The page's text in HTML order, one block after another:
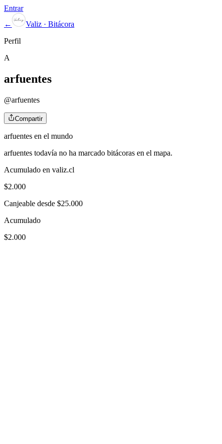
Entrar
←
Valiz · Bitácora
Perfil
A
arfuentes
@arfuentes
Compartir
arfuentes en el mundo
arfuentes todavía no ha marcado bitácoras en el mapa.
Acumulado en valiz.cl
$2.000
Canjeable desde $25.000
Acumulado
$2.000